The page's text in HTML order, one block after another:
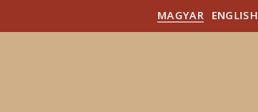
MAGYAR ENGLISH